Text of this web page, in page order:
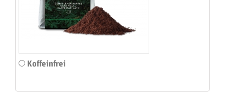
Koffeinfrei